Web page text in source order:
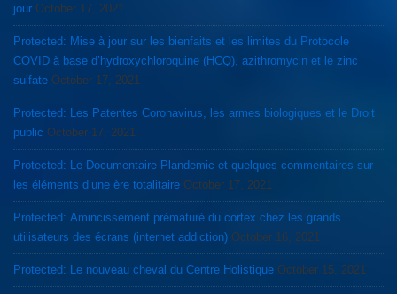
jour October 17, 2021
Protected: Mise à jour sur les bienfaits et les limites du Protocole
COVID à base d’hydroxychloroquine (HCQ), azithromycin et le zinc
sulfate October 17, 2021
Protected: Les Patentes Coronavirus, les armes biologiques et le Droit
public October 17, 2021
Protected: Le Documentaire Plandemic et quelques commentaires sur
les éléments d’une ère totalitaire October 17, 2021
Protected: Amincissement prématuré du cortex chez les grands
utilisateurs des écrans (internet addiction) October 16, 2021
Protected: Le nouveau cheval du Centre Holistique October 15, 2021